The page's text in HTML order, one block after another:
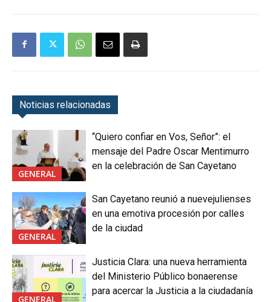
Noticias relacionadas
GENERAL
“Quiero confiar en Vos, Señor”: el
mensaje del Padre Oscar Mentimurro
en la celebración de San Cayetano
GENERAL
San Cayetano reunió a nuevejulienses
en una emotiva procesión por calles
de la ciudad
GENERAL
Justicia Clara: una nueva herramienta
del Ministerio Público bonaerense
para acercar la Justicia a la ciudadanía